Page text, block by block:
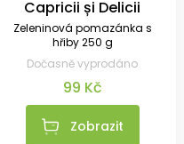
Capricii și Delicii
Zeleninová pomazánka s
hřiby 250 g
Dočasně vyprodáno
99 Kč
Zobrazit